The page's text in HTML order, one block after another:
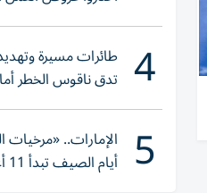
وتحققوا عبر
4 طائرات مسيرة
تدق ناقوس الخطر
الهجينة"
5 الإمارات.. «مرخيات
أيام الصيف تبدأ 11 أغسطس